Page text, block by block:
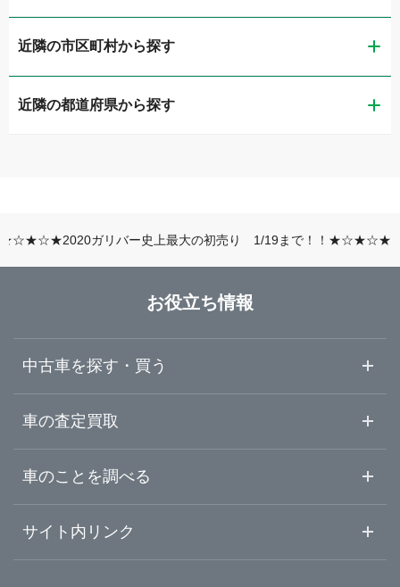
ガリバー佐賀本庄店
ガリバー車検 佐賀本庄店
ガリバー唐津店
ガリバー久留米みやき店
近隣の市区町村から探す
佐賀市
唐津・伊万里
近隣の都道府県から探す
大分県
宮崎県
鹿児島県
★☆★☆★2020ガリバー史上最大の初売り 1/19まで！！★☆★☆★
お役立ち情報
中古車を探す・買う
中古車情報・中古車検索
初めての中古車購入ガイド
車の査定買取
車査定・車買取ならガリバー
ガリバーの査定が選ばれる理由
車のことを調べる
車初心者まとめ
サイト内リンク